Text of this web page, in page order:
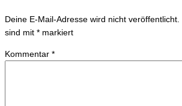
Deine E-Mail-Adresse wird nicht veröffentlicht.
sind mit * markiert
Kommentar *